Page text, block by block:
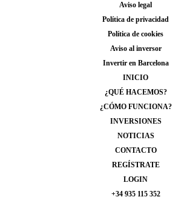
Aviso legal
Política de privacidad
Política de cookies
Aviso al inversor
Invertir en Barcelona
INICIO
¿QUÉ HACEMOS?
¿CÓMO FUNCIONA?
INVERSIONES
NOTICIAS
CONTACTO
REGÍSTRATE
LOGIN
+34 935 115 352